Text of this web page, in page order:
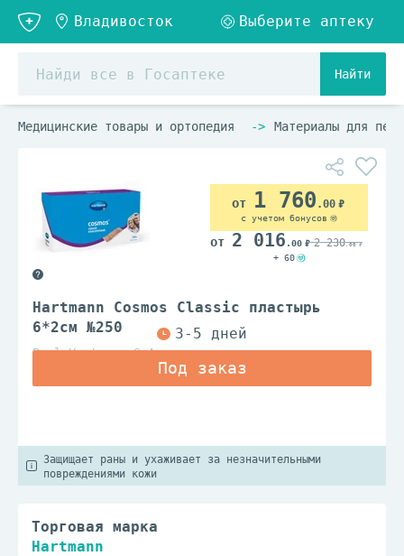
Найти
Медицинские товары и ортопедия Материалы для
Hartmann Cosmos Classic пластырь
6*2см №250
Paul Hartmann S.A.
1 760 .00
с учетом бонусов
2 016 .00 2 230.00
+ 60
Защищает раны и ухаживает за незначительными
повреждениями кожи
Торговая марка
Hartmann